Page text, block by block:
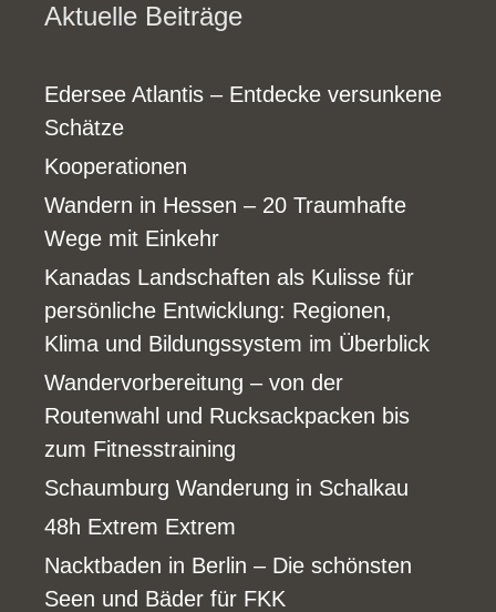
Aktuelle Beiträge
Edersee Atlantis – Entdecke versunkene
Schätze
Kooperationen
Wandern in Hessen – 20 Traumhafte
Wege mit Einkehr
Kanadas Landschaften als Kulisse für
persönliche Entwicklung: Regionen,
Klima und Bildungssystem im Überblick
Wandervorbereitung – von der
Routenwahl und Rucksackpacken bis
zum Fitnesstraining
Schaumburg Wanderung in Schalkau
48h Extrem Extrem
Nacktbaden in Berlin – Die schönsten
Seen und Bäder für FKK